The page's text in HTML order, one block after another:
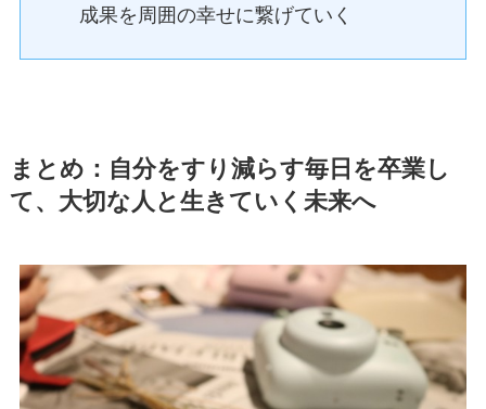
成果を周囲の幸せに繋げていく
まとめ：自分をすり減らす毎日を卒業し
て、大切な人と生きていく未来へ